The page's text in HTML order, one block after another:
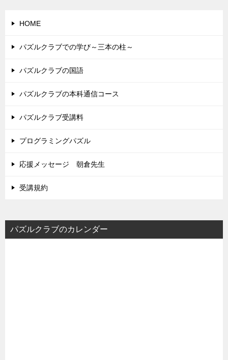
HOME
パズルクラブでの学び～三本の柱～
パズルクラブの国語
パズルクラブの本科通信コース
パズルクラブ受講料
プログラミングパズル
応援メッセージ 朝倉先生
受講規約
パズルクラブのカレンダー